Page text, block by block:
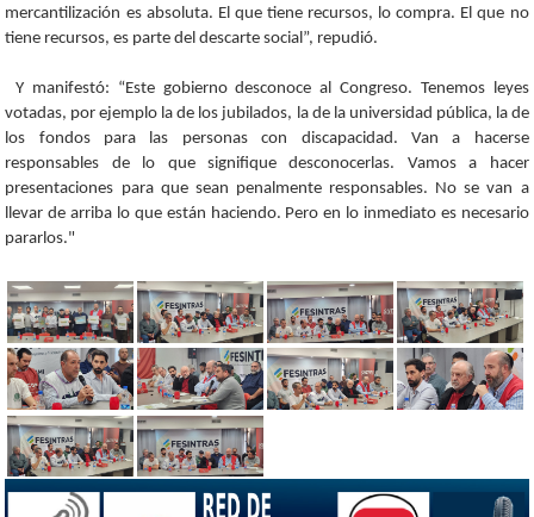
mercantilización es absoluta. El que tiene recursos, lo compra. El que no
tiene recursos, es parte del descarte social”, repudió.
Y manifestó: “Este gobierno desconoce al Congreso. Tenemos leyes
votadas, por ejemplo la de los jubilados, la de la universidad pública, la de
los fondos para las personas con discapacidad. Van a hacerse
responsables de lo que signifique desconocerlas. Vamos a hacer
presentaciones para que sean penalmente responsables. No se van a
llevar de arriba lo que están haciendo. Pero en lo inmediato es necesario
pararlos."